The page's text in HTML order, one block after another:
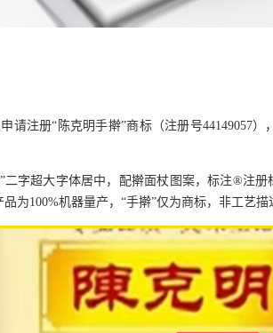
请注册“陈克明手擀”商标（注册号44149057
二字超大字体居中，配擀面杖图案，标注®注
为100%机器量产，“手擀”仅为商标，非工艺描